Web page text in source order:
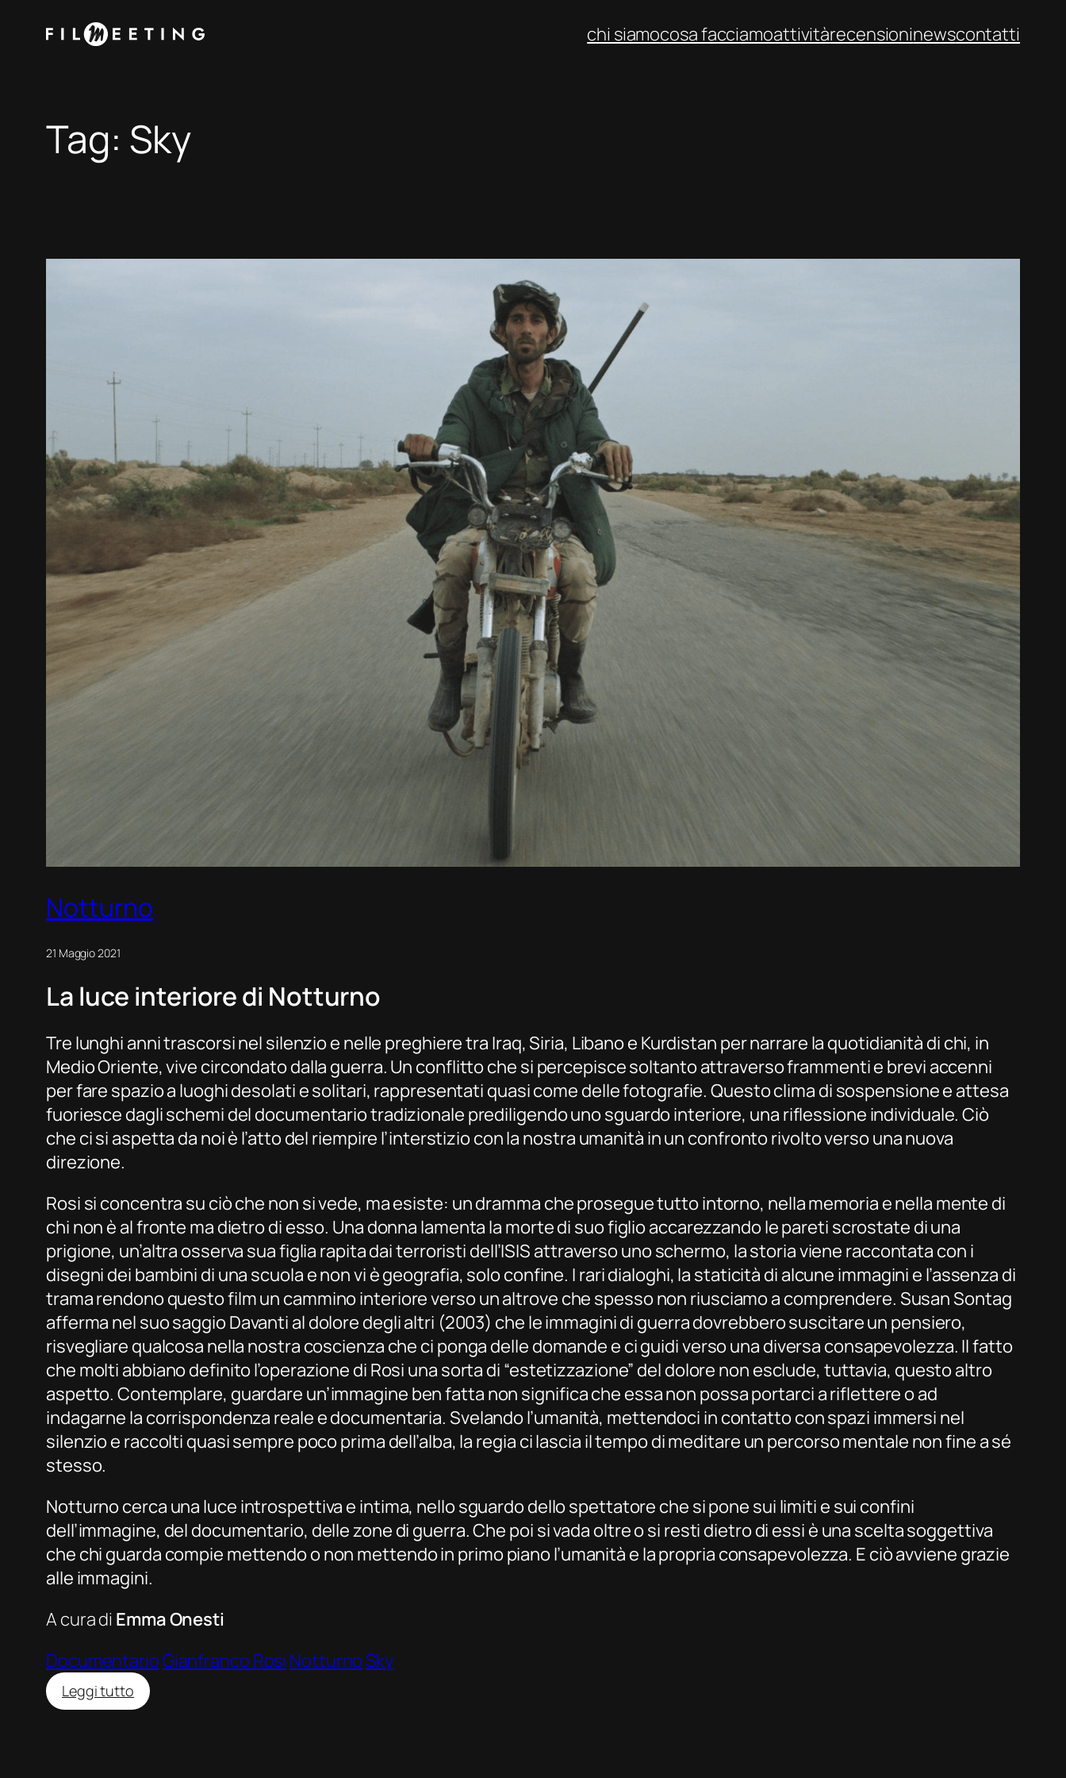
chi siamocosa facciamoattivitàrecensioninewscontatti
Tag: Sky
Notturno
21 Maggio 2021
La luce interiore di Notturno
Tre lunghi anni trascorsi nel silenzio e nelle preghiere tra Iraq, Siria, Libano e Kurdistan per narrare la quotidianità di chi, in
Medio Oriente, vive circondato dalla guerra. Un conflitto che si percepisce soltanto attraverso frammenti e brevi accenni
per fare spazio a luoghi desolati e solitari, rappresentati quasi come delle fotografie. Questo clima di sospensione e attesa
fuoriesce dagli schemi del documentario tradizionale prediligendo uno sguardo interiore, una riflessione individuale. Ciò
che ci si aspetta da noi è l’atto del riempire l’interstizio con la nostra umanità in un confronto rivolto verso una nuova
direzione.
Rosi si concentra su ciò che non si vede, ma esiste: un dramma che prosegue tutto intorno, nella memoria e nella mente di
chi non è al fronte ma dietro di esso. Una donna lamenta la morte di suo figlio accarezzando le pareti scrostate di una
prigione, un’altra osserva sua figlia rapita dai terroristi dell’ISIS attraverso uno schermo, la storia viene raccontata con i
disegni dei bambini di una scuola e non vi è geografia, solo confine. I rari dialoghi, la staticità di alcune immagini e l’assenza di
trama rendono questo film un cammino interiore verso un altrove che spesso non riusciamo a comprendere. Susan Sontag
afferma nel suo saggio Davanti al dolore degli altri (2003) che le immagini di guerra dovrebbero suscitare un pensiero,
risvegliare qualcosa nella nostra coscienza che ci ponga delle domande e ci guidi verso una diversa consapevolezza. Il fatto
che molti abbiano definito l’operazione di Rosi una sorta di “estetizzazione” del dolore non esclude, tuttavia, questo altro
aspetto. Contemplare, guardare un’immagine ben fatta non significa che essa non possa portarci a riflettere o ad
indagarne la corrispondenza reale e documentaria. Svelando l’umanità, mettendoci in contatto con spazi immersi nel
silenzio e raccolti quasi sempre poco prima dell’alba, la regia ci lascia il tempo di meditare un percorso mentale non fine a sé
stesso.
Notturno cerca una luce introspettiva e intima, nello sguardo dello spettatore che si pone sui limiti e sui confini
dell’immagine, del documentario, delle zone di guerra. Che poi si vada oltre o si resti dietro di essi è una scelta soggettiva
che chi guarda compie mettendo o non mettendo in primo piano l’umanità e la propria consapevolezza. E ciò avviene grazie
alle immagini.
A cura di Emma Onesti
DocumentarioGianfranco Rosi Notturno Sky
Leggi tutto:
Notturno